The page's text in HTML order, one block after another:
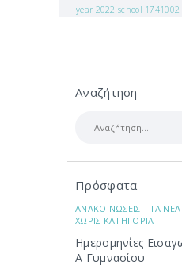
year-2022-school-
Αναζήτηση
Πρόσφατα
ΑΝΑΚΟΙΝΩΣΕΙΣ - ΤΑ
ΧΩΡΙΣ ΚΑΤΗΓΟΡΙΑ
Ημερομηνίες
Α Γυμνασίου